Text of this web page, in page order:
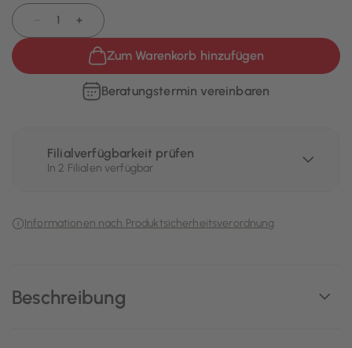
Beschreibung
+
Zum Warenkorb hinzufügen
Beratungstermin vereinbaren
Filialverfügbarkeit prüfen
In 2 Filialen verfügbar
Informationen nach Produktsicherheitsverordnung